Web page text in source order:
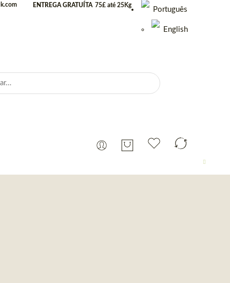
ENTREGA GRATUÍTA 75£ até 25Kg
Português
English